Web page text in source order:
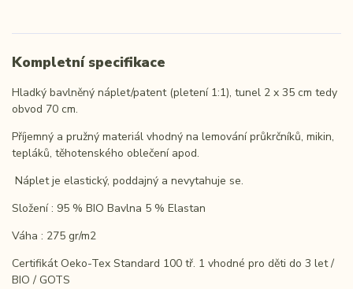
Kompletní specifikace
Hladký bavlněný náplet/patent (pletení 1:1), tunel 2 x 35 cm tedy
obvod 70 cm.
Příjemný a pružný materiál vhodný na lemování průkrčníků, mikin,
tepláků, těhotenského oblečení apod.
Náplet je elastický, poddajný a nevytahuje se.
Složení : 95 % BIO Bavlna 5 % Elastan
Váha : 275 gr/m2
Certifikát Oeko-Tex Standard 100 tř. 1 vhodné pro děti do 3 let /
BIO / GOTS